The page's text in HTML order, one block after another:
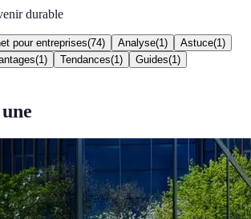
durable
pour entreprises(74) Analyse(1 ) Astuce(1 )
(1 ) Tendances(1 ) Guides(1 )